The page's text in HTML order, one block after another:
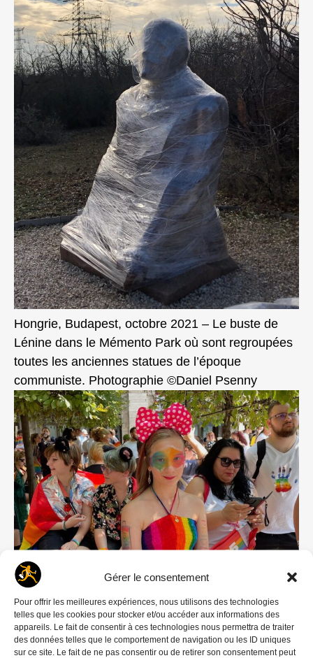
Gérer le consentement
Pour offrir les meilleures expériences, nous utilisons des technologies
telles que les cookies pour stocker et/ou accéder aux informations des
appareils. Le fait de consentir à ces technologies nous permettra de traiter
des données telles que le comportement de navigation ou les ID uniques
sur ce site. Le fait de ne pas consentir ou de retirer son consentement peut
Hongrie, Budapest, octobre 2021 – Le buste de
Lénine dans le Mémento Park où sont regroupées
toutes les anciennes statues de l’époque
communiste. Photographie ©Daniel Psenny
Hongrie, Budapest, juin 2021 – La Gay Pride.
Photographie ©Daniel Psenny